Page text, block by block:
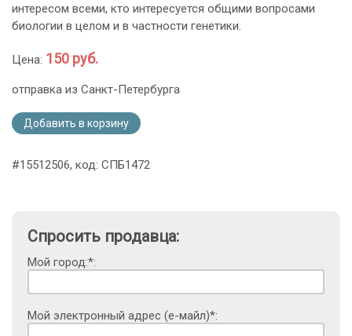
интересом всеми, кто интересуется общими вопросами
биологии в целом и в частности генетики.
Цена: 150 руб.
отправка из Санкт-Петербурга
Добавить в корзину
#15512506, код: СПБ1472
Спросить продавца:
Мой город:*:
Мой электронный адрес (е-майл)*: